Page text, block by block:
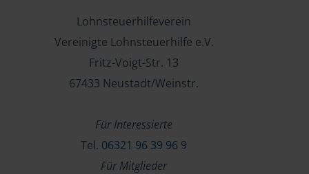
Lohnsteuerhilfeverein
Vereinigte Lohnsteuerhilfe e.V.
Fritz-Voigt-Str. 13
67433 Neustadt/Weinstr.
Für Interessierte
Tel. 06321 96 39 96 9
Für Mitglieder